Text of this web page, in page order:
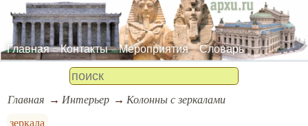
Главная Контакты Мероприятия Словарь
Главная Интерьер
Колонны с зеркалами
зеркала